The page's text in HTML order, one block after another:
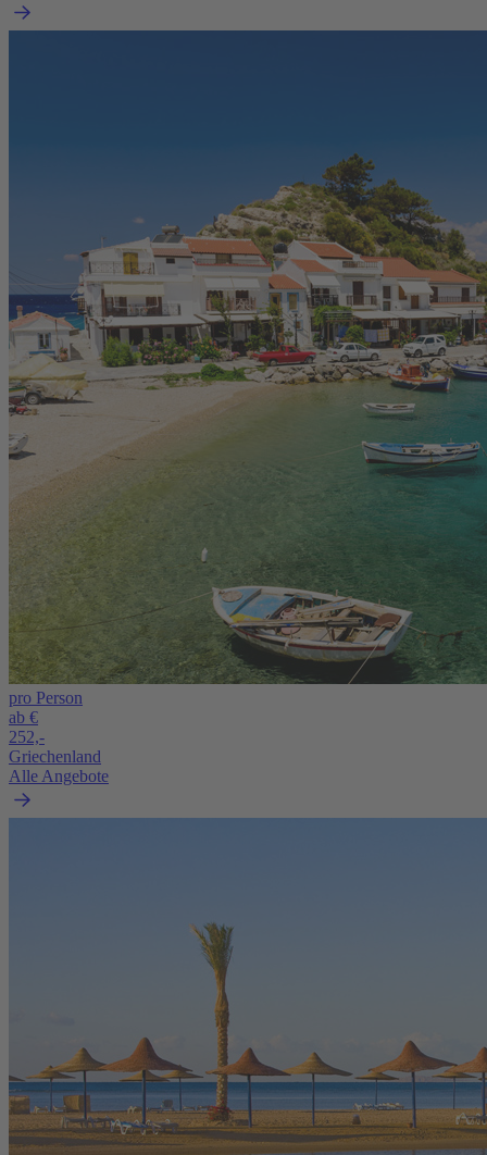
pro Person
ab €
252,-
Griechenland
Alle Angebote